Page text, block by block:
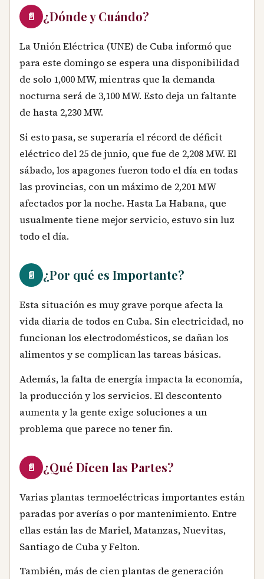
📄 ¿Dónde y Cuándo?
La Unión Eléctrica (UNE) de Cuba informó que
para este domingo se espera una disponibilidad
de solo 1,000 MW, mientras que la demanda
nocturna será de 3,100 MW. Esto deja un faltante
de hasta 2,230 MW.
Si esto pasa, se superaría el récord de déficit
eléctrico del 25 de junio, que fue de 2,208 MW. El
sábado, los apagones fueron todo el día en todas
las provincias, con un máximo de 2,201 MW
afectados por la noche. Hasta La Habana, que
usualmente tiene mejor servicio, estuvo sin luz
todo el día.
📄 ¿Por qué es Importante?
Esta situación es muy grave porque afecta la
vida diaria de todos en Cuba. Sin electricidad, no
funcionan los electrodomésticos, se dañan los
alimentos y se complican las tareas básicas.
Además, la falta de energía impacta la economía,
la producción y los servicios. El descontento
aumenta y la gente exige soluciones a un
problema que parece no tener fin.
📄 ¿Qué Dicen las Partes?
Varias plantas termoeléctricas importantes están
paradas por averías o por mantenimiento. Entre
ellas están las de Mariel, Matanzas, Nuevitas,
Santiago de Cuba y Felton.
También, más de cien plantas de generación